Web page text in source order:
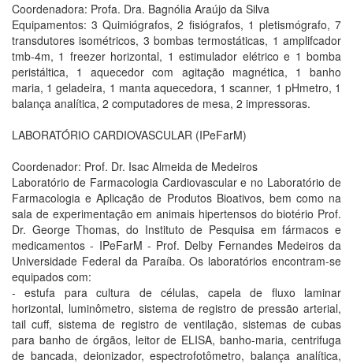
Coordenadora: Profa. Dra. Bagnólia Araújo da Silva
Equipamentos: 3 Quimiógrafos, 2 fisiógrafos, 1 pletismógrafo, 7
transdutores isométricos, 3 bombas termostáticas, 1 amplifcador
tmb-4m, 1 freezer horizontal, 1 estimulador elétrico e 1 bomba
peristáltica, 1 aquecedor com agitação magnética, 1 banho
maria, 1 geladeira, 1 manta aquecedora, 1 scanner, 1 pHmetro, 1
balança analítica, 2 computadores de mesa, 2 impressoras.
LABORATÓRIO CARDIOVASCULAR (IPeFarM)
Coordenador: Prof. Dr. Isac Almeida de Medeiros
Laboratório de Farmacologia Cardiovascular e no Laboratório de
Farmacologia e Aplicação de Produtos Bioativos, bem como na
sala de experimentação em animais hipertensos do biotério Prof.
Dr. George Thomas, do Instituto de Pesquisa em fármacos e
medicamentos - IPeFarM - Prof. Delby Fernandes Medeiros da
Universidade Federal da Paraíba. Os laboratórios encontram-se
equipados com:
- estufa para cultura de células, capela de fluxo laminar
horizontal, luminômetro, sistema de registro de pressão arterial,
tail cuff, sistema de registro de ventilação, sistemas de cubas
para banho de órgãos, leitor de ELISA, banho-maria, centrifuga
de bancada, deionizador, espectrofotômetro, balança analítica,